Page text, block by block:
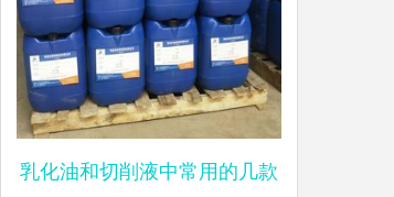
乳化油和切削液中常用的几款